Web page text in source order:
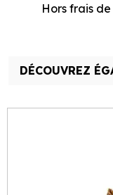
Hors frais
DÉCOUVREZ